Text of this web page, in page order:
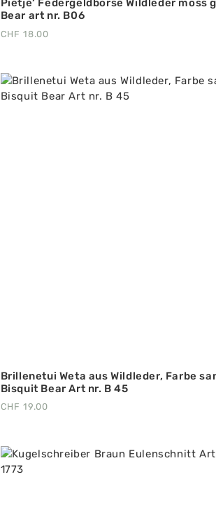
Pietje‘ Federgeldbörse Wildleder moss
Bear art nr. B06
CHF 18.00
Brillenetui Weta aus Wildleder, Farbe
Bisquit Bear Art nr. B 45
CHF 19.00